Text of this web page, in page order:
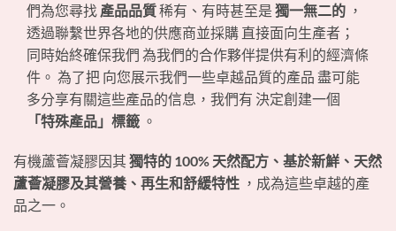
們為您尋找 產品品質稀有、有時甚至是 獨一無二的 ，
透過聯繫世界各地的供應商並採購 直接面向生產者；
同時始終確保我們 為我們的合作夥伴提供有利的經濟條
件。 為了把 向您展示我們一些卓越品質的產品 盡可能
多分享有關這些產品的信息，我們有 決定創建一個
「特殊產品」標籤 。
有機蘆薈凝膠因其獨特的 100% 天然配方、基於新鮮、天然
蘆薈凝膠及其營養、再生和舒緩特性 ，成為這些卓越的產
品之一。